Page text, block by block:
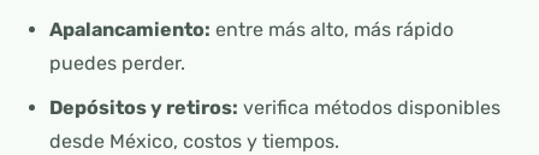
Apalancamiento: entre más alto, más rápido
puedes perder.
Depósitos y retiros: verifica métodos disponibles
desde México, costos y tiempos.